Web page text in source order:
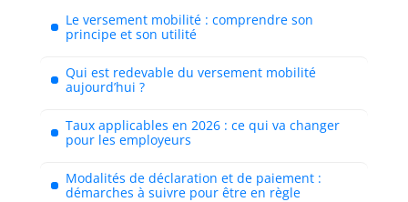
Le versement mobilité : comprendre son
principe et son utilité
Qui est redevable du versement mobilité
aujourd’hui ?
Taux applicables en 2026 : ce qui va changer
pour les employeurs
Modalités de déclaration et de paiement :
démarches à suivre pour être en règle